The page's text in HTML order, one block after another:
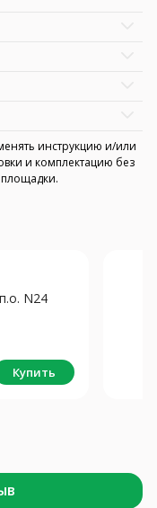
инструкцию и/или
и комплектацию без
N24
Купить